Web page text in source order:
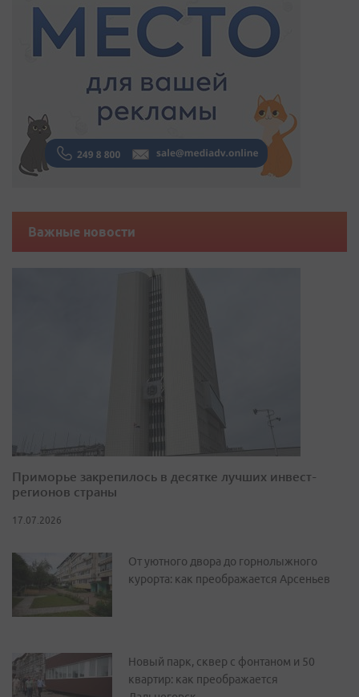
Важные новости
Приморье закрепилось в десятке лучших инвест-
регионов страны
17.07.2026
От уютного двора до горнолыжного
курорта: как преображается Арсеньев
Новый парк, сквер с фонтаном и 50
квартир: как преображается